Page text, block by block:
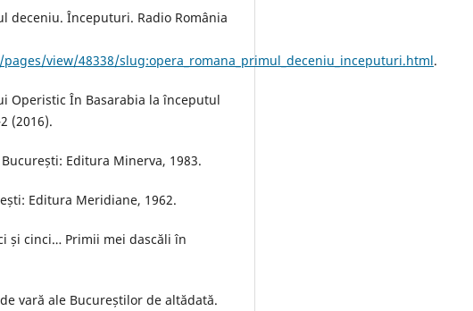
deceniu. Începuturi. Radio România
view/48338/slug:opera_romana_primul_deceniu_inceputuri.html.
Operistic În Basarabia la începutul
(2016).
Editura Minerva, 1983.
Editura Meridiane, 1962.
și cinci… Primii mei dascăli în
vară ale Bucureștilor de altădată.